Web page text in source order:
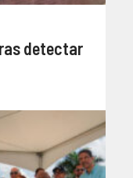
detectar